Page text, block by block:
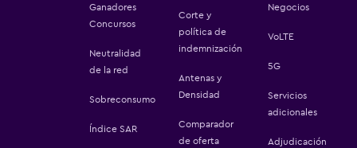
Ganadores
Concursos
Neutralidad
de la red
Sobreconsumo
Índice SAR
Corte y
política de
indemnización
Antenas y
Densidad
Comparador
de oferta
Negocios
VoLTE
5G
Servicios
adicionales
Adjudicación